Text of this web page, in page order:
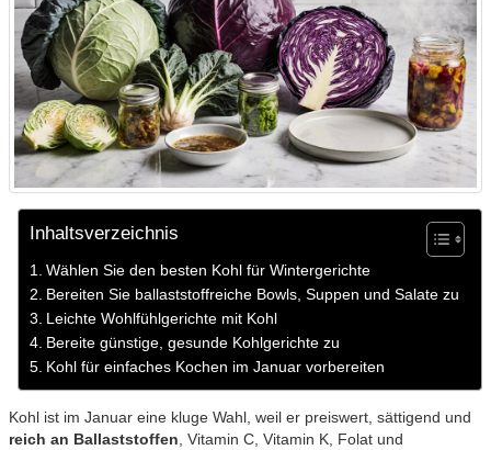
Inhaltsverzeichnis
Wählen Sie den besten Kohl für Wintergerichte
Bereiten Sie ballaststoffreiche Bowls, Suppen und Salate zu
Leichte Wohlfühlgerichte mit Kohl
Bereite günstige, gesunde Kohlgerichte zu
Kohl für einfaches Kochen im Januar vorbereiten
Kohl ist im Januar eine kluge Wahl, weil er preiswert, sättigend und
reich an Ballaststoffen , Vitamin C, Vitamin K, Folat und